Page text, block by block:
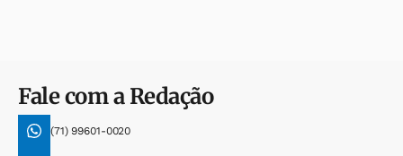
Fale com a Redação
(71) 99601-0020